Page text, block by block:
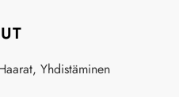
Yhdistäminen